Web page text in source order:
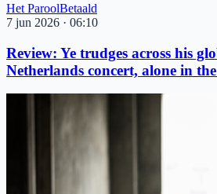
Het ParoolBetaald
7 jun 2026 · 06:10
Review: Ye trudges across his
Netherlands concert, alone in